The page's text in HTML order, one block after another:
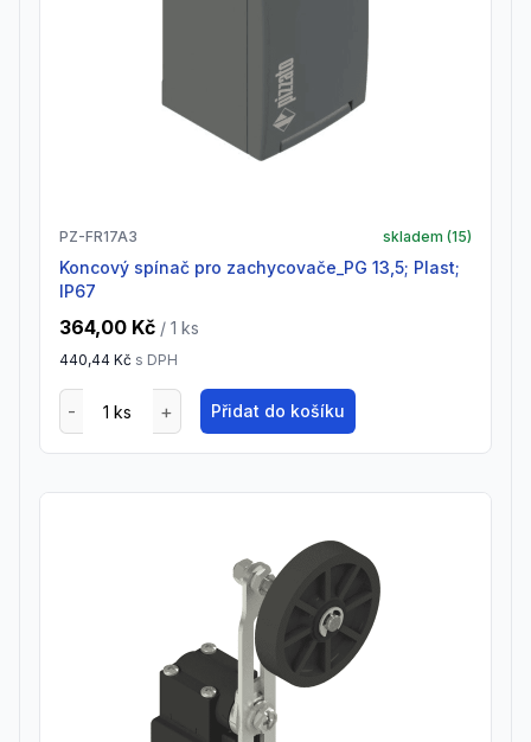
PZ-FR17A3 skladem (15)
Koncový spínač pro zachycovače_PG 13,5; Plast;
IP67
364,00 Kč / 1 ks
440,44 Kč s DPH
Přidat do košíku